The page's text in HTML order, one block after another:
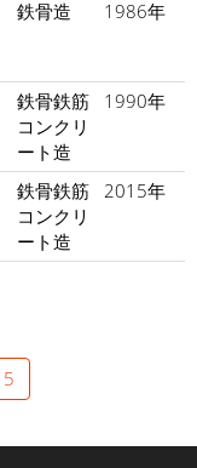
鉄骨造 1986年
鉄骨鉄筋
コンクリ
ート造
1990年
鉄骨鉄筋
コンクリ
ート造
2015年
5